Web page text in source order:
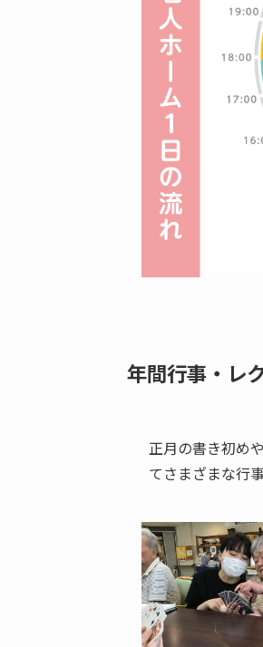
年間行事・レ
正月の書き初め
てさまざまな行